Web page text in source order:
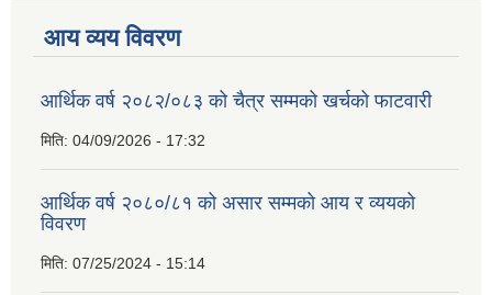
आय व्यय विवरण
आर्थिक वर्ष २०८२/०८३ को चैत्र सम्मको खर्चको फाटवारी
मिति: 04/09/2026 - 17:32
आर्थिक वर्ष २०८०/८१ को असार सम्मको आय र व्ययको
विवरण
मिति: 07/25/2024 - 15:14